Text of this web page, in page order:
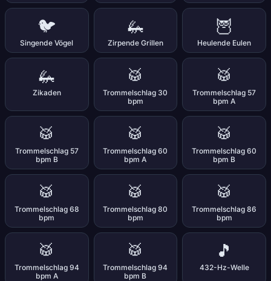
🐦
Singende Vögel
🦗
Zirpende Grillen
🦉
Heulende Eulen
🦗
Zikaden
🥁
Trommelschlag 30
bpm
🥁
Trommelschlag 57
bpm A
🥁
Trommelschlag 57
bpm B
🥁
Trommelschlag 60
bpm A
🥁
Trommelschlag 60
bpm B
🥁
Trommelschlag 68
bpm
🥁
Trommelschlag 80
bpm
🥁
Trommelschlag 86
bpm
🥁
Trommelschlag 94
bpm A
🥁
Trommelschlag 94
bpm B
🎵
432-Hz-Welle